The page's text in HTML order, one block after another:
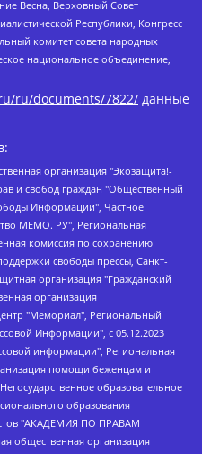
Весна, Верховный Совет
Республики, Конгресс
комитет совета народных
национальное объединение,
ru/documents/7822/ данные
Анатольевна, Американская компания "Mason G.E.S. Anonymous Foundation" (США), являющаяся владельцем интернет-издания https://mnews.world/, Компания "Stichting Bellingcat", зарегистрированная в Нидерландах (дата регистрации 11.07.2018), Захаров Андрей Вячеславович, Клепиковская Екатерина Дмитриевна, Общество с ограниченной ответственностью "МЕМО", Перл Роман Александрович, Симонов Евгений Алексеевич, Соловьева Елена Анатольевна, Сотников Даниил Владимирович, Сурначева Елизавета Дмитриевна, Автономная некоммерческая организация по защите прав человека и информированию населения "Якутия – Наше Мнение", Общество с ограниченной ответственностью "Москоу диджитал медиа", с 26.01.2023 Общество с ограниченной ответственностью "Чайка Белые сады", Ветошкина Валерия Валерьевна, Заговора Максим Александрович, Межрегиональное общественное движение "Российская ЛГБТ - сеть", Оленичев Максим Владимирович, Павлов Иван Юрьевич, Скворцова Елена Сергеевна, Общество с ограниченной ответственностью "Как бы инагент", Кочетков Игорь Викторович, Общество с ограниченной ответственностью "Честные выборы", Еланчик Олег Александрович, Общество с ограниченной ответственностью "Нобелевский призыв", Гималова Регина Эмилевна, Григорьев Андрей Валерьевич, Григорьева Алина Александровна, Ассоциация по содействию защите прав призывников, альтернативнослужащих и военнослужащих "Правозащитная группа "Гражданин.Армия.Право", Хисамова Регина Фаритовна, Автономная некоммерческая организация по реализации социально-правовых программ "Лилит", Дальневосточное общественное движение "Маяк", Санкт-Петербургская ЛГБТ-инициативная группа "Выход", Инициативная группа ЛГБТ+ "Реверс", Алексеев Андрей Викторович, Бекбулатова Таисия Львовна, Беляев Иван Михайлович, Владыкина Елена Сергеевна, Гельман Марат Александрович, Никульшина Вероника Юрьевна, Толоконникова Надежда Андреевна, Шендерович Виктор Анатольевич, Общество с ограниченной ответственностью "Данное сообщение", Общество с ограниченной ответственностью Издательский дом "Новая глава", Айнбиндер Александра Александровна, Московский комьюнити-центр для ЛГБТ+инициатив, Благотворительный фонд развития филантропии, Deutsche Welle (Германия, Kurt-Schumacher-Strasse 3, 53113 Bonn), Борзунова Мария Михайловна, Воробьев Виктор Викторович, Голубева Анна Львовна, Константинова Алла Михайловна, Малкова Ирина Владимировна, Мурадов Мурад Абдулгалимович, Осетинская Елизавета Николаевна, Понасенков Евгений Николаевич, Ганапольский Матвей Юрьевич, Киселев Евгений Алексеевич, Борухович Ирина Григорьевна, Дремин Иван Тимофеевич, Дубровский Дмитрий Викторович, Красноярская региональная общественная организация поддержки и развития альтернативных образовательных технологий и межкультурных коммуникаций "ИНТЕРРА", Маяковская Екатерина Алексеевна, Фейгин Марк Захарович, Филимонов Андрей Викторович, Дзугкоева Регина Николаевна, Доброхотов Роман Александрович, Дудь Юрий Александрович, Елкин Сергей Владимирович, Кругликов Кирилл Игоревич, Сабунаева Мария Леонидовна, Семенов Алексей Владимирович, Шаинян Карен Багратович, Шульман Екатерина Михайловна, Асафьев Артур Валерьевич, Вахштайн Виктор Семенович, Венедиктов Алексей Алексеевич, Лушникова Екатерина Евгеньевна, Волков Леонид Михайлович, Невзоров Александр Глебович, Пархоменко Сергей Борисович, Сироткин Ярослав Николаевич, Кара-Мурза Владимир Владимирович, Баранова Наталья Владимировна, Гозман Леонид Яковлевич, Кагарлицкий Борис Юльевич, Климарев Михаил Валерьевич, Милов Владимир Станиславович, Автономная некоммерческая организация Краснодарский центр современного искусства "Типография", Моргенштерн Алишер Тагирович, Соболь Любовь Эдуардовна, Общество с ограниченной ответственностью "ЛИЗА НОРМ", Каспаров Гарри Кимович, Ходорковский Михаил Борисович, Общество с ограниченной ответственностью "Апрельские тезисы", Данилович Ирина Брониславовна, Кашин Олег Владимирович, Петров Николай Владимирович, Пивоваров Алексей Владимирович, Соколов Михаил Владимирович, Цветкова Юлия Владимировна, Чичваркин Евгений Александрович, Комитет против пыток/Команда против пыток, Общество с ограниченной ответственностью "Первый научный", Общество с ограниченной ответственностью "Вертолет и ко", Белоцерковская Вероника Борисовна, Кац Максим Евгеньевич, Лазарева Татьяна Юрьевна, Шаведдинов Руслан Табризович, Яшин Илья Валерьевич, Общество с ограниченной ответственностью "Иноагент ААВ", Алешковский Дмитрий Петрович, Альбац Евгения Марковна, Быков Дмитрий Львович, Галямина Юлия Евгеньевна, Лойко Сергей Леонидович, Мартынов Кирилл Константинович, Медведев Сергей Александрович, Крашенинников Федор Геннадиевич, Гордеева Катерина Вл